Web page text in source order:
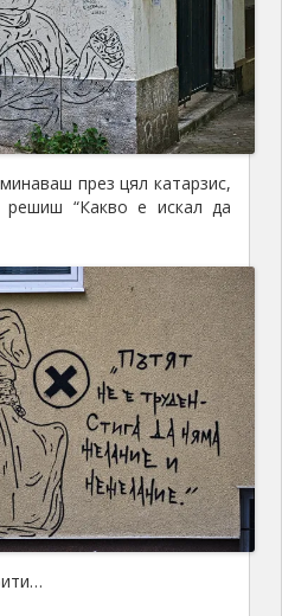
през цял катарзис,
“Какво е искал да